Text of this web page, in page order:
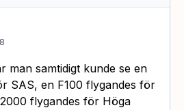
man samtidigt kunde se en
SAS, en F100 flygandes för
flygandes för Höga